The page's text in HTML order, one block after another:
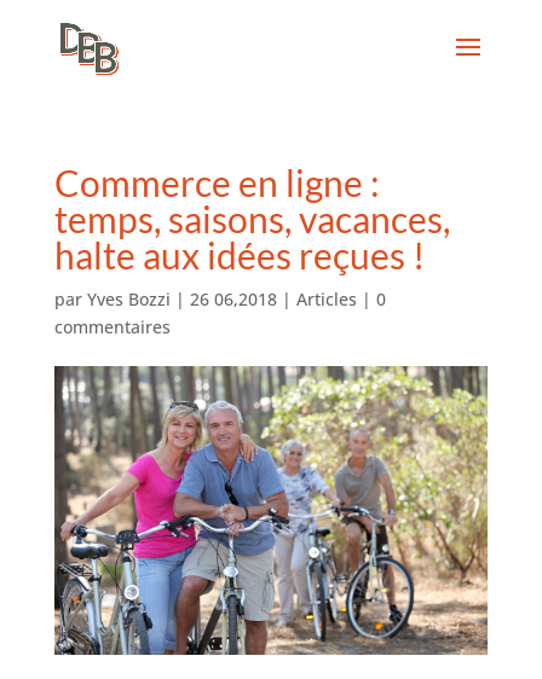
Commerce en ligne :
temps, saisons, vacances,
halte aux idées reçues !
par Yves Bozzi | 26 06,2018| Articles | 0
commentaires